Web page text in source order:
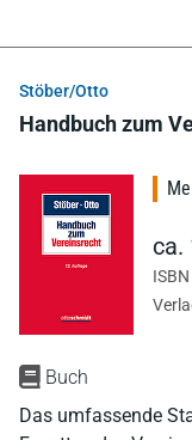
Stöber/Otto
Handbuch zum
Buch
Das umfassende
ca.